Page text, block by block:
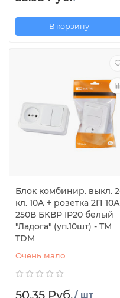
В корзину
Блок комбинир. выкл.
кл. 10А + розетка 2П 10А
250В БКВР IP20 белый
"Ладога" (уп.10шт) - ТМ
TDM
Очень мало
50.35 Руб./ шт